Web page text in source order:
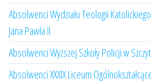
Absolwenci Wydziału Teologii
Jana Pawła II
Absolwenci Wyższej Szkoły Policji w
Absolwenci XXXIX Liceum